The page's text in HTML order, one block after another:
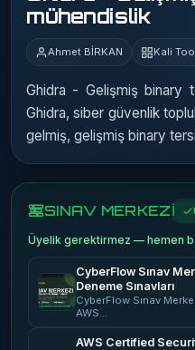
mühendislik
Ahmet BİRKAN Kali
Ghidra - Gelişmiş binary
Ghidra, siber güvenlik
gelmiş, gelişmiş binary
SINAV MERKEZİ
Üyelik gerektirmez — hemen
CyberFlow Sınav
Deneme Sınavları
CyberFlow Sınav
AWS…
AWS Certified